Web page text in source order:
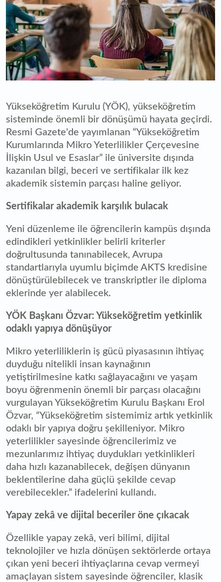
Yükseköğretim Kurulu (YÖK), yükseköğretim
sisteminde önemli bir dönüşümü hayata geçirdi.
Resmi Gazete'de yayımlanan “Yükseköğretim
Kurumlarında Mikro Yeterlilikler Çerçevesine
İlişkin Usul ve Esaslar” ile üniversite dışında
kazanılan bilgi, beceri ve sertifikalar ilk kez
akademik sistemin parçası haline geliyor.
Sertifikalar akademik karşılık bulacak
Yeni düzenleme ile öğrencilerin kampüs dışında
edindikleri yetkinlikler belirli kriterler
doğrultusunda tanınabilecek, Avrupa
standartlarıyla uyumlu biçimde AKTS kredisine
dönüştürülebilecek ve transkriptler ile diploma
eklerinde yer alabilecek.
YÖK Başkanı Özvar: Yükseköğretim yetkinlik
odaklı yapıya dönüşüyor
Mikro yeterliliklerin iş gücü piyasasının ihtiyaç
duyduğu nitelikli insan kaynağının
yetiştirilmesine katkı sağlayacağını ve yaşam
boyu öğrenmenin önemli bir parçası olacağını
vurgulayan Yükseköğretim Kurulu Başkanı Erol
Özvar, “Yükseköğretim sistemimiz artık yetkinlik
odaklı bir yapıya doğru şekilleniyor. Mikro
yeterlilikler sayesinde öğrencilerimiz ve
mezunlarımız ihtiyaç duydukları yetkinlikleri
daha hızlı kazanabilecek, değişen dünyanın
beklentilerine daha güçlü şekilde cevap
verebilecekler.” ifadelerini kullandı.
Yapay zekâ ve dijital beceriler öne çıkacak
Özellikle yapay zekâ, veri bilimi, dijital
teknolojiler ve hızla dönüşen sektörlerde ortaya
çıkan yeni beceri ihtiyaçlarına cevap vermeyi
amaçlayan sistem sayesinde öğrenciler, klasik